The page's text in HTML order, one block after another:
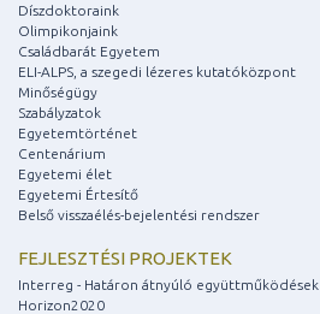
Díszdoktoraink
Olimpikonjaink
Családbarát Egyetem
ELI-ALPS, a szegedi lézeres kutatóközpont
Minőségügy
Szabályzatok
Egyetemtörténet
Centenárium
Egyetemi élet
Egyetemi Értesítő
Belső visszaélés-bejelentési rendszer
FEJLESZTÉSI PROJEKTEK
Interreg - Határon átnyúló együttműködések
Horizon2020